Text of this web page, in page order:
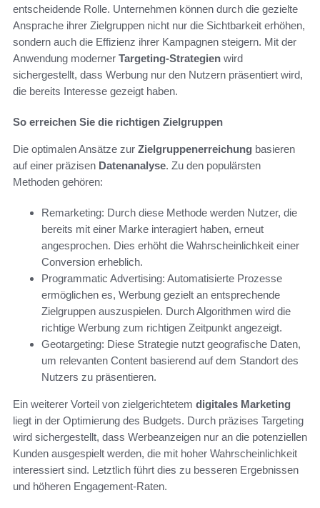
entscheidende Rolle. Unternehmen können durch die gezielte
Ansprache ihrer Zielgruppen nicht nur die Sichtbarkeit erhöhen,
sondern auch die Effizienz ihrer Kampagnen steigern. Mit der
Anwendung moderner Targeting-Strategien wird
sichergestellt, dass Werbung nur den Nutzern präsentiert wird,
die bereits Interesse gezeigt haben.
So erreichen Sie die richtigen Zielgruppen
Die optimalen Ansätze zur Zielgruppenerreichung basieren
auf einer präzisen Datenanalyse. Zu den populärsten
Methoden gehören:
Remarketing: Durch diese Methode werden Nutzer, die
bereits mit einer Marke interagiert haben, erneut
angesprochen. Dies erhöht die Wahrscheinlichkeit einer
Conversion erheblich.
Programmatic Advertising: Automatisierte Prozesse
ermöglichen es, Werbung gezielt an entsprechende
Zielgruppen auszuspielen. Durch Algorithmen wird die
richtige Werbung zum richtigen Zeitpunkt angezeigt.
Geotargeting: Diese Strategie nutzt geografische Daten,
um relevanten Content basierend auf dem Standort des
Nutzers zu präsentieren.
Ein weiterer Vorteil von zielgerichtetem digitales Marketing
liegt in der Optimierung des Budgets. Durch präzises Targeting
wird sichergestellt, dass Werbeanzeigen nur an die potenziellen
Kunden ausgespielt werden, die mit hoher Wahrscheinlichkeit
interessiert sind. Letztlich führt dies zu besseren Ergebnissen
und höheren Engagement-Raten.